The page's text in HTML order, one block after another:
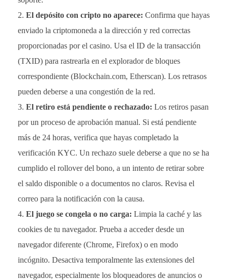
El depósito con cripto no aparece: Confirma que hayas
enviado la criptomoneda a la dirección y red correctas
proporcionadas por el casino. Usa el ID de la transacción
(TXID) para rastrearla en el explorador de bloques
correspondiente (Blockchain.com, Etherscan). Los retrasos
pueden deberse a una congestión de la red.
El retiro está pendiente o rechazado: Los retiros pasan
por un proceso de aprobación manual. Si está pendiente
más de 24 horas, verifica que hayas completado la
verificación KYC. Un rechazo suele deberse a que no se ha
cumplido el rollover del bono, a un intento de retirar sobre
el saldo disponible o a documentos no claros. Revisa el
correo para la notificación con la causa.
El juego se congela o no carga: Limpia la caché y las
cookies de tu navegador. Prueba a acceder desde un
navegador diferente (Chrome, Firefox) o en modo
incógnito. Desactiva temporalmente las extensiones del
navegador, especialmente los bloqueadores de anuncios o